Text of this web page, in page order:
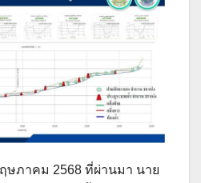
ษภาคม 2568 ที่ผ่านมา นาย